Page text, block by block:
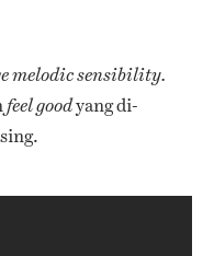
melodic sensibility.
feel goodyang di-